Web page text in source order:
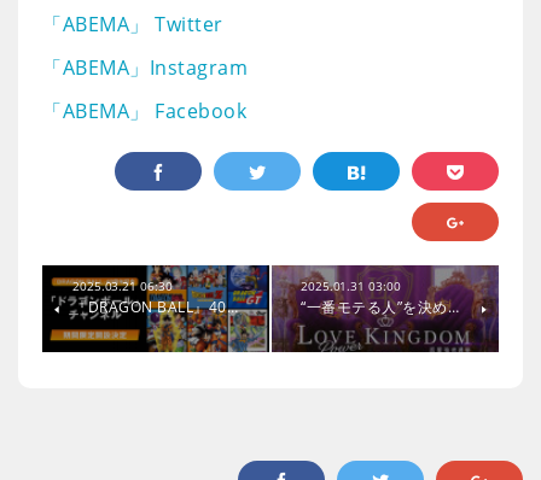
「ABEMA」 Twitter
「ABEMA」Instagram
「ABEMA」 Facebook
2025.03.21 06:30
『DRAGON BALL』40…
2025.01.31 03:00
“一番モテる人”を決め…